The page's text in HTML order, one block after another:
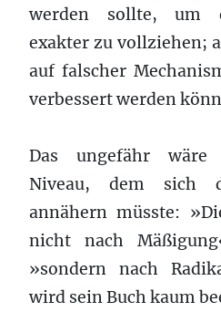
werden sollte, um
exakter zu vollziehen;
auf falscher
verbessert werden
Das ungefähr wäre
Niveau, dem sich
annähern müsste:
nicht nach
»sondern nach
wird sein Buch kaum